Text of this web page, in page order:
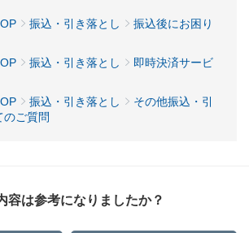
振込・引き落とし
振込後にお困り
振込・引き落とし
即時決済サービ
振込・引き落とし
その他振込・引
のご質問
容は参考になりましたか？